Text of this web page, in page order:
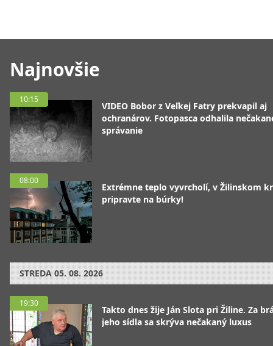
Najnovšie
10:15
VIDEO Bobor z Veľkej Fatry prekvapil aj
ochranárov. Fotopasca odhalila
správanie
08:00
Extrémne teplo vyvrcholí, v Žilinskom
pripravte na búrky!
STREDA 05. 08. 2026
19:30
Takto dnes žije Ján Slota pri Žiline. Za
jeho sídla sa skrýva nečakaný luxus